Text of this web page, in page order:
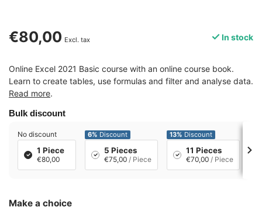
€80,00 Excl. tax In stock
Online Excel 2021 Basic course with an online course book.
Learn to create tables, use formulas and filter and analyse data.
Read more.
Bulk discount
No discount
1 Piece
€80,00
6% Discount
5 Pieces
€75,00 / Piece
13% Discount
11 Pieces
€70,00 / Piece
Make a choice